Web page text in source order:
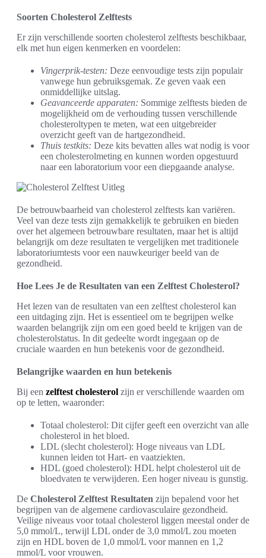
Soorten Cholesterol Zelftests
Er zijn verschillende soorten cholesterol zelftests beschikbaar,
elk met hun eigen kenmerken en voordelen:
Vingerprik-testen: Deze eenvoudige tests zijn populair
vanwege hun gebruiksgemak. Ze geven vaak een
onmiddellijke uitslag.
Geavanceerde apparaten: Sommige zelftests bieden de
mogelijkheid om de verhouding tussen verschillende
cholesteroltypen te meten, wat een uitgebreider
overzicht geeft van de hartgezondheid.
Thuis testkits: Deze kits bevatten alles wat nodig is voor
een cholesterolmeting en kunnen worden opgestuurd
naar een laboratorium voor een diepgaande analyse.
De betrouwbaarheid van cholesterol zelftests kan variëren.
Veel van deze tests zijn gemakkelijk te gebruiken en bieden
over het algemeen betrouwbare resultaten, maar het is altijd
belangrijk om deze resultaten te vergelijken met traditionele
laboratoriumtests voor een nauwkeuriger beeld van de
gezondheid.
Hoe Lees Je de Resultaten van een Zelftest Cholesterol?
Het lezen van de resultaten van een zelftest cholesterol kan
een uitdaging zijn. Het is essentieel om te begrijpen welke
waarden belangrijk zijn om een goed beeld te krijgen van de
cholesterolstatus. In dit gedeelte wordt ingegaan op de
cruciale waarden en hun betekenis voor de gezondheid.
Belangrijke waarden en hun betekenis
Bij een zelftest cholesterol zijn er verschillende waarden om
op te letten, waaronder:
Totaal cholesterol: Dit cijfer geeft een overzicht van alle
cholesterol in het bloed.
LDL (slecht cholesterol): Hoge niveaus van LDL
kunnen leiden tot Hart- en vaatziekten.
HDL (goed cholesterol): HDL helpt cholesterol uit de
bloedvaten te verwijderen. Een hoger niveau is gunstig.
De Cholesterol Zelftest Resultaten zijn bepalend voor het
begrijpen van de algemene cardiovasculaire gezondheid.
Veilige niveaus voor totaal cholesterol liggen meestal onder de
5,0 mmol/L, terwijl LDL onder de 3,0 mmol/L zou moeten
zijn en HDL boven de 1,0 mmol/L voor mannen en 1,2
mmol/L voor vrouwen.